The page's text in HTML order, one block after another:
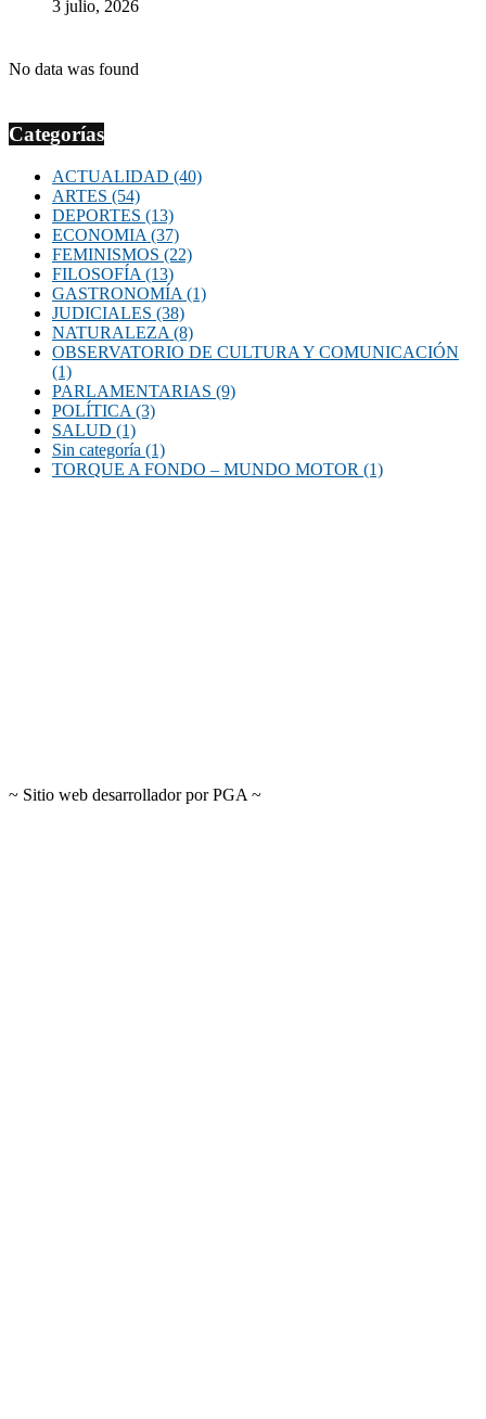
3 julio, 2026
No data was found
Categorías
ACTUALIDAD (40)
ARTES (54)
DEPORTES (13)
ECONOMIA (37)
FEMINISMOS (22)
FILOSOFÍA (13)
GASTRONOMÍA (1)
JUDICIALES (38)
NATURALEZA (8)
OBSERVATORIO DE CULTURA Y COMUNICACIÓN
(1)
PARLAMENTARIAS (9)
POLÍTICA (3)
SALUD (1)
Sin categoría (1)
TORQUE A FONDO – MUNDO MOTOR (1)
~ Sitio web desarrollador por PGA ~